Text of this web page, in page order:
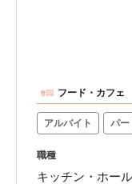
フード・カフェ
アルバイト パー
職種
キッチン・ホー